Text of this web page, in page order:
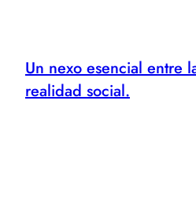
Un nexo esencial entre
realidad social.